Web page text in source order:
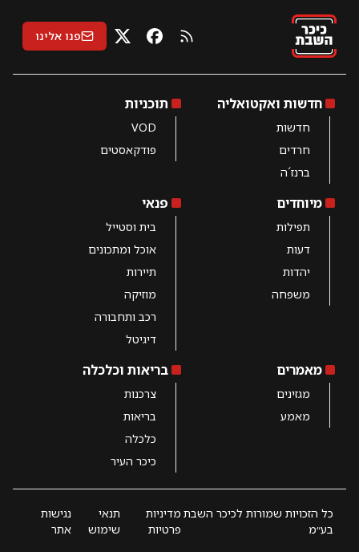
RSS פייסבוק
X פנו אלינו
חדשות ואקטואליה
חדשות
חרדים
ברנז´ה
תוכניות
VOD
פודקאסטים
מיוחדים
תפילות
דעות
יהדות
משפחה
פנאי
בית וסטייל
אוכל ומתכונים
תיירות
מוזיקה
רכב ותחבורה
דיגיטל
מאמרים
מגזינים
מאמע
בריאות וכלכלה
צרכנות
בריאות
כלכלה
כיכר העיר
כל הזכויות שמורות לכיכר השבת
בע״מ
מדיניות
פרטיות
תנאי
שימוש
נגישות
אתר